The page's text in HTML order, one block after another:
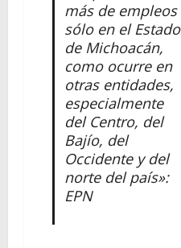
más de empleos
sólo en el Estado
de Michoacán,
como ocurre en
otras entidades,
especialmente
del Centro, del
Bajío, del
Occidente y del
norte del país»:
EPN